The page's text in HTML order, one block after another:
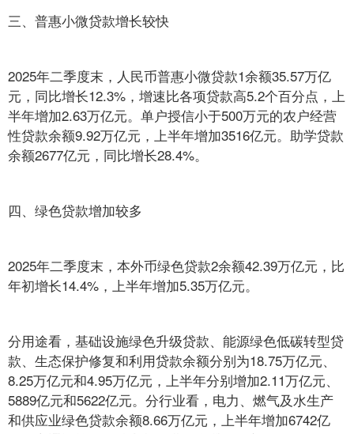
三、普惠小微贷款增长较快
2025年二季度末，人民币普惠小微贷款1余额35.57万亿
元，同比增长12.3%，增速比各项贷款高5.2个百分点，上
半年增加2.63万亿元。单户授信小于500万元的农户经营
性贷款余额9.92万亿元，上半年增加3516亿元。助学贷款
余额2677亿元，同比增长28.4%。
四、绿色贷款增加较多
2025年二季度末，本外币绿色贷款2余额42.39万亿元，比
年初增长14.4%，上半年增加5.35万亿元。
分用途看，基础设施绿色升级贷款、能源绿色低碳转型贷
款、生态保护修复和利用贷款余额分别为18.75万亿元、
8.25万亿元和4.95万亿元，上半年分别增加2.11万亿元、
5889亿元和5622亿元。分行业看，电力、燃气及水生产
和供应业绿色贷款余额8.66万亿元，上半年增加6742亿